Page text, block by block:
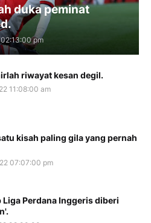
duka peminat
pm
riwayat kesan degil.
11:08:00 am
kisah paling gila yang pernah
07:07:00 pm
Liga Perdana Inggeris diberi